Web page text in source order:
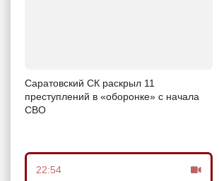
Саратовский СК раскрыл 11
преступлений в «оборонке» с начала
СВО
22:54